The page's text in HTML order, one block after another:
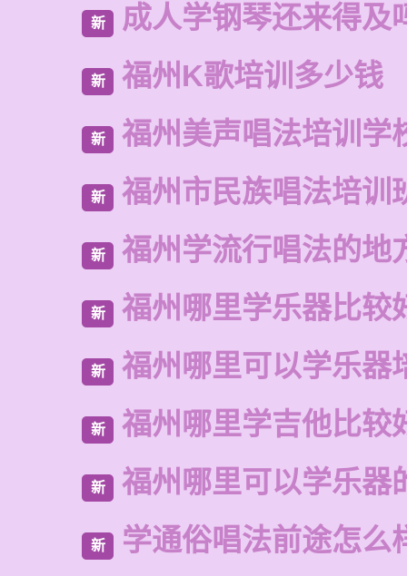
新 成人学钢琴还来得及
新 福州K歌培训多少钱
新 福州美声唱法培训学
新 福州市民族唱法培训
新 福州学流行唱法的地
新 福州哪里学乐器比较
新 福州哪里可以学乐器
新 福州哪里学吉他比较
新 福州哪里可以学乐器
新 学通俗唱法前途怎么